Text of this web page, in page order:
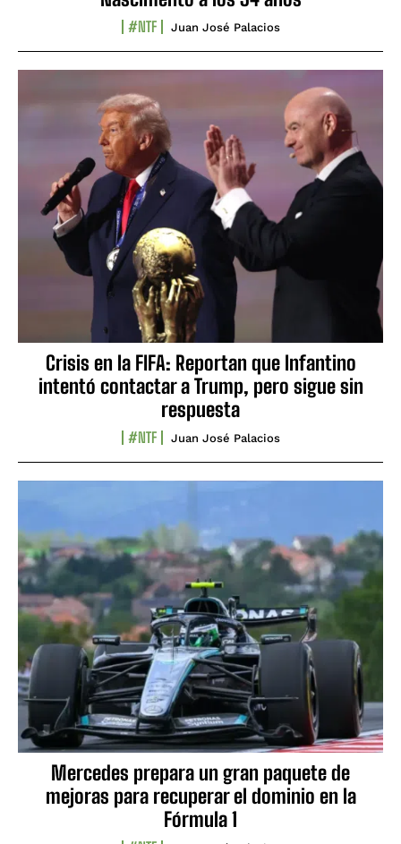
#NTF Juan José Palacios
Crisis en la FIFA: Reportan que Infantino
intentó contactar a Trump, pero sigue sin
respuesta
#NTF Juan José Palacios
Mercedes prepara un gran paquete de
mejoras para recuperar el dominio en la
Fórmula 1